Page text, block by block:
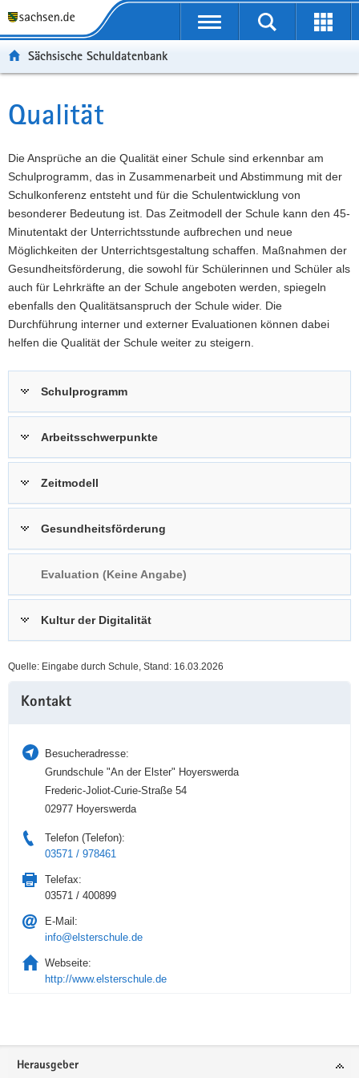
t
ü
e
r
g
r
e
i
f
e
n
d
e
i
g
o
n
r
l
a
v
i
g
a
t
i
o
n
a
t
n
h
a
l
t
W
t
r
e
I
n
f
o
r
m
a
t
i
r
i
c
e
Portalübergreifende
Suche
Sächsische Schuldatenbank
Hauptinhalt
Qualität
Die Ansprüche an die Qualität einer Schule sind erkennbar am
Schulprogramm, das in Zusammenarbeit und Abstimmung mit der
Schulkonferenz entsteht und für die Schulentwicklung von
besonderer Bedeutung ist. Das Zeitmodell der Schule kann den 45-
Minutentakt der Unterrichtsstunde aufbrechen und neue
Möglichkeiten der Unterrichtsgestaltung schaffen. Maßnahmen der
Gesundheitsförderung, die sowohl für Schülerinnen und Schüler als
auch für Lehrkräfte an der Schule angeboten werden, spiegeln
ebenfalls den Qualitätsanspruch der Schule wider. Die
Durchführung interner und externer Evaluationen können dabei
helfen die Qualität der Schule weiter zu steigern.
Schulprogramm
Arbeitsschwerpunkte
Zeitmodell
Gesundheitsförderung
Evaluation (Keine Angabe)
Kultur der Digitalität
Quelle: Eingabe durch Schule, Stand: 16.03.2026
Information
Kontakt
Besucheradresse:
Grundschule "An der Elster" Hoyerswerda
Frederic-Joliot-Curie-Straße 54
02977 Hoyerswerda
Telefon (Telefon):
03571 / 978461
Telefax:
03571 / 400899
E-Mail:
info@elsterschule.de
Webseite:
http://www.elsterschule.de
Service
Herausgeber